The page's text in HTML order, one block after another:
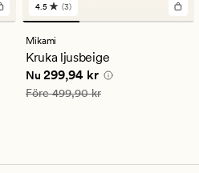
3
omdömen
med
ett
genomsnittligt
betyg
på
4.5
4.5 (3)
Mikami
Kruka ljusbeige
Nuvarande pris
Nu 299,94 kr
Ordinarie pris 499,90 kr
Före499,90 kr